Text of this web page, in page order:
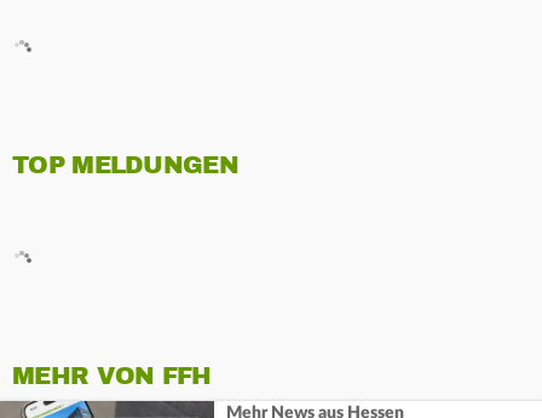
TOP MELDUNGEN
MEHR VON FFH
Mehr News aus Hessen